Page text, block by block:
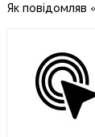
Як повідомляв